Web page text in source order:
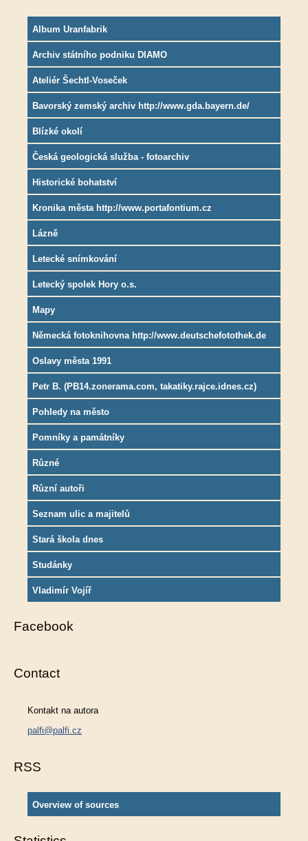
Album Uranfabrik
Archiv státního podniku DIAMO
Ateliér Šechtl-Voseček
Bavorský zemský archiv http://www.gda.bayern.de/
Blízké okolí
Česká geologická služba - fotoarchiv
Historické bohatství
Kronika města http://www.portafontium.cz
Lázně
Letecké snímkování
Letecký spolek Hory o.s.
Mapy
Německá fotoknihovna http://www.deutschefotothek.de
Oslavy města 1991
Petr B. (PB14.zonerama.com, takatiky.rajce.idnes.cz)
Pohledy na město
Pomníky a památníky
Různé
Různí autoři
Seznam ulic a majitelů
Stará škola dnes
Studánky
Vladimír Vojíř
Facebook
Contact
Kontakt na autora
palfi@palfi.cz
RSS
Overview of sources